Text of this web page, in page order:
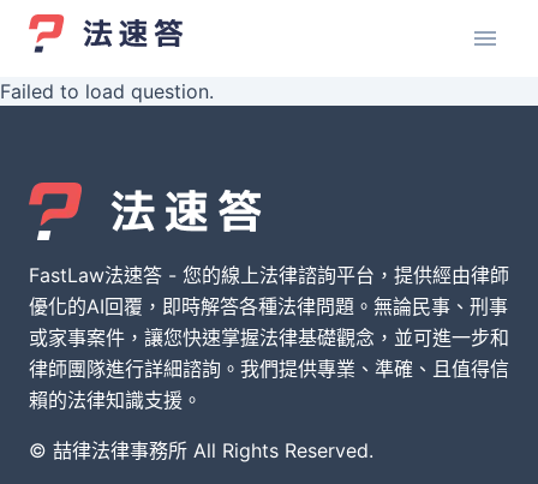
Failed to load question.
FastLaw法速答 - 您的線上法律諮詢平台，提供經由律師
優化的AI回覆，即時解答各種法律問題。無論民事、刑事
或家事案件，讓您快速掌握法律基礎觀念，並可進一步和
律師團隊進行詳細諮詢。我們提供專業、準確、且值得信
賴的法律知識支援。
© 喆律法律事務所 All Rights Reserved.